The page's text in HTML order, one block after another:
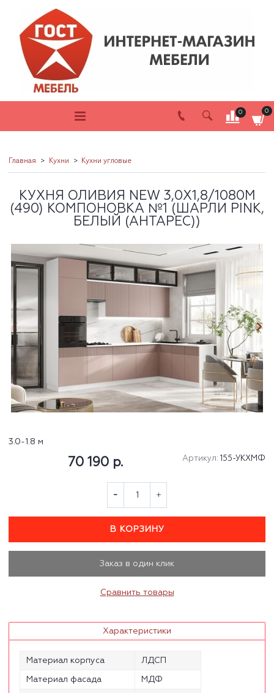
0 0
Главная Кухни Кухни угловые
КУХНЯ ОЛИВИЯ NEW 3,0Х1,8/1080М
(490) КОМПОНОВКА №1 (ШАРЛИ PINK,
БЕЛЫЙ (АНТАРЕС))
3.0-1.8 м
Артикул: 155-УКХМФ
70 190 р.
В КОРЗИНУ
Заказ в один клик
Сравнить товары
Характеристики
Материал корпуса ЛДСП
Материал фасада МДФ